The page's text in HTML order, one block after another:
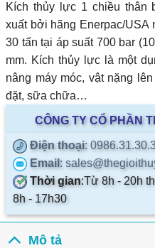
Kích thủy lực 1 chiều thân
xuất bởi hãng Enerpac/USA
30 tấn tại áp suất 700 bar
mm. Kích thủy lực là một
nâng máy móc, vật nặng
đặt, sữa chữa…
CÔNG TY CỔ PHẦN
Điện thoại:
Email:
Thời gian:Từ 8h - 20h
8h - 17h30
Mô tả